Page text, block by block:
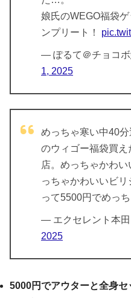
娘氏のWEGO福袋
ンプリート！
— ぽるて＠チョコ
1, 2025
めっちゃ寒い中40
のウィゴー福袋買
店。めっちゃかわ
っちゃかわいいビ
って5500円でめっ
— エクセレント本
2025
5000円でアウターと全身